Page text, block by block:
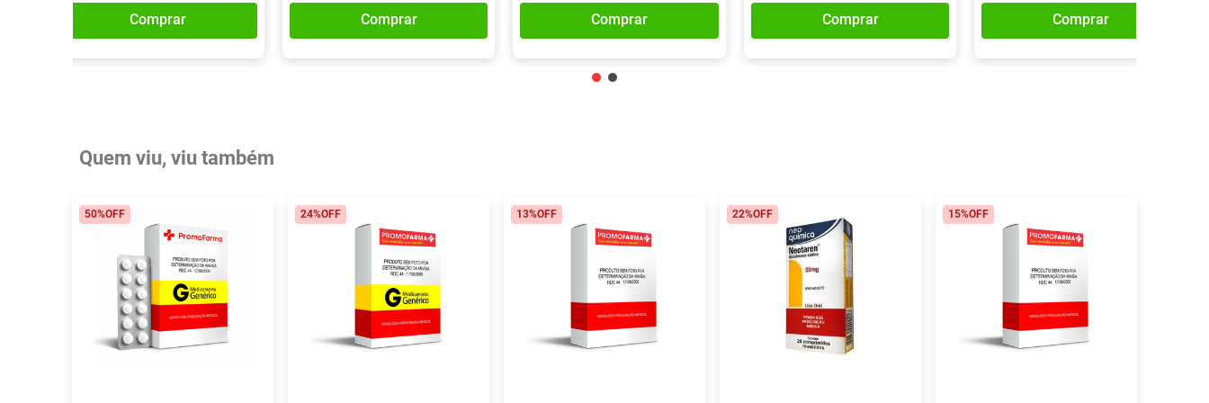
Comprar Comprar Comprar Comprar Comprar
Quem viu, viu também
50%OFF 24%OFF 13%OFF 22%OFF 15%OFF